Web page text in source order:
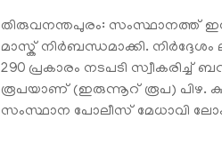
തിരുവനന്തപുരം: സംസ്ഥാനത്ത്
മാസ്ക് നിര്‍ബന്ധമാക്കി.
290 പ്രകാരം നടപടി സ്വീകരിച്ച്
രൂപയാണ് (ഇരുന്നൂറ് രൂപ) പിഴ.
സംസ്ഥാന പോലീസ് മേധാവി